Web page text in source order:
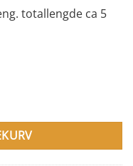
totallengde ca 5